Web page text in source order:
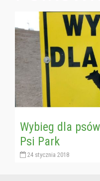
Wybieg dla
Psi Park
24 stycznia 2018